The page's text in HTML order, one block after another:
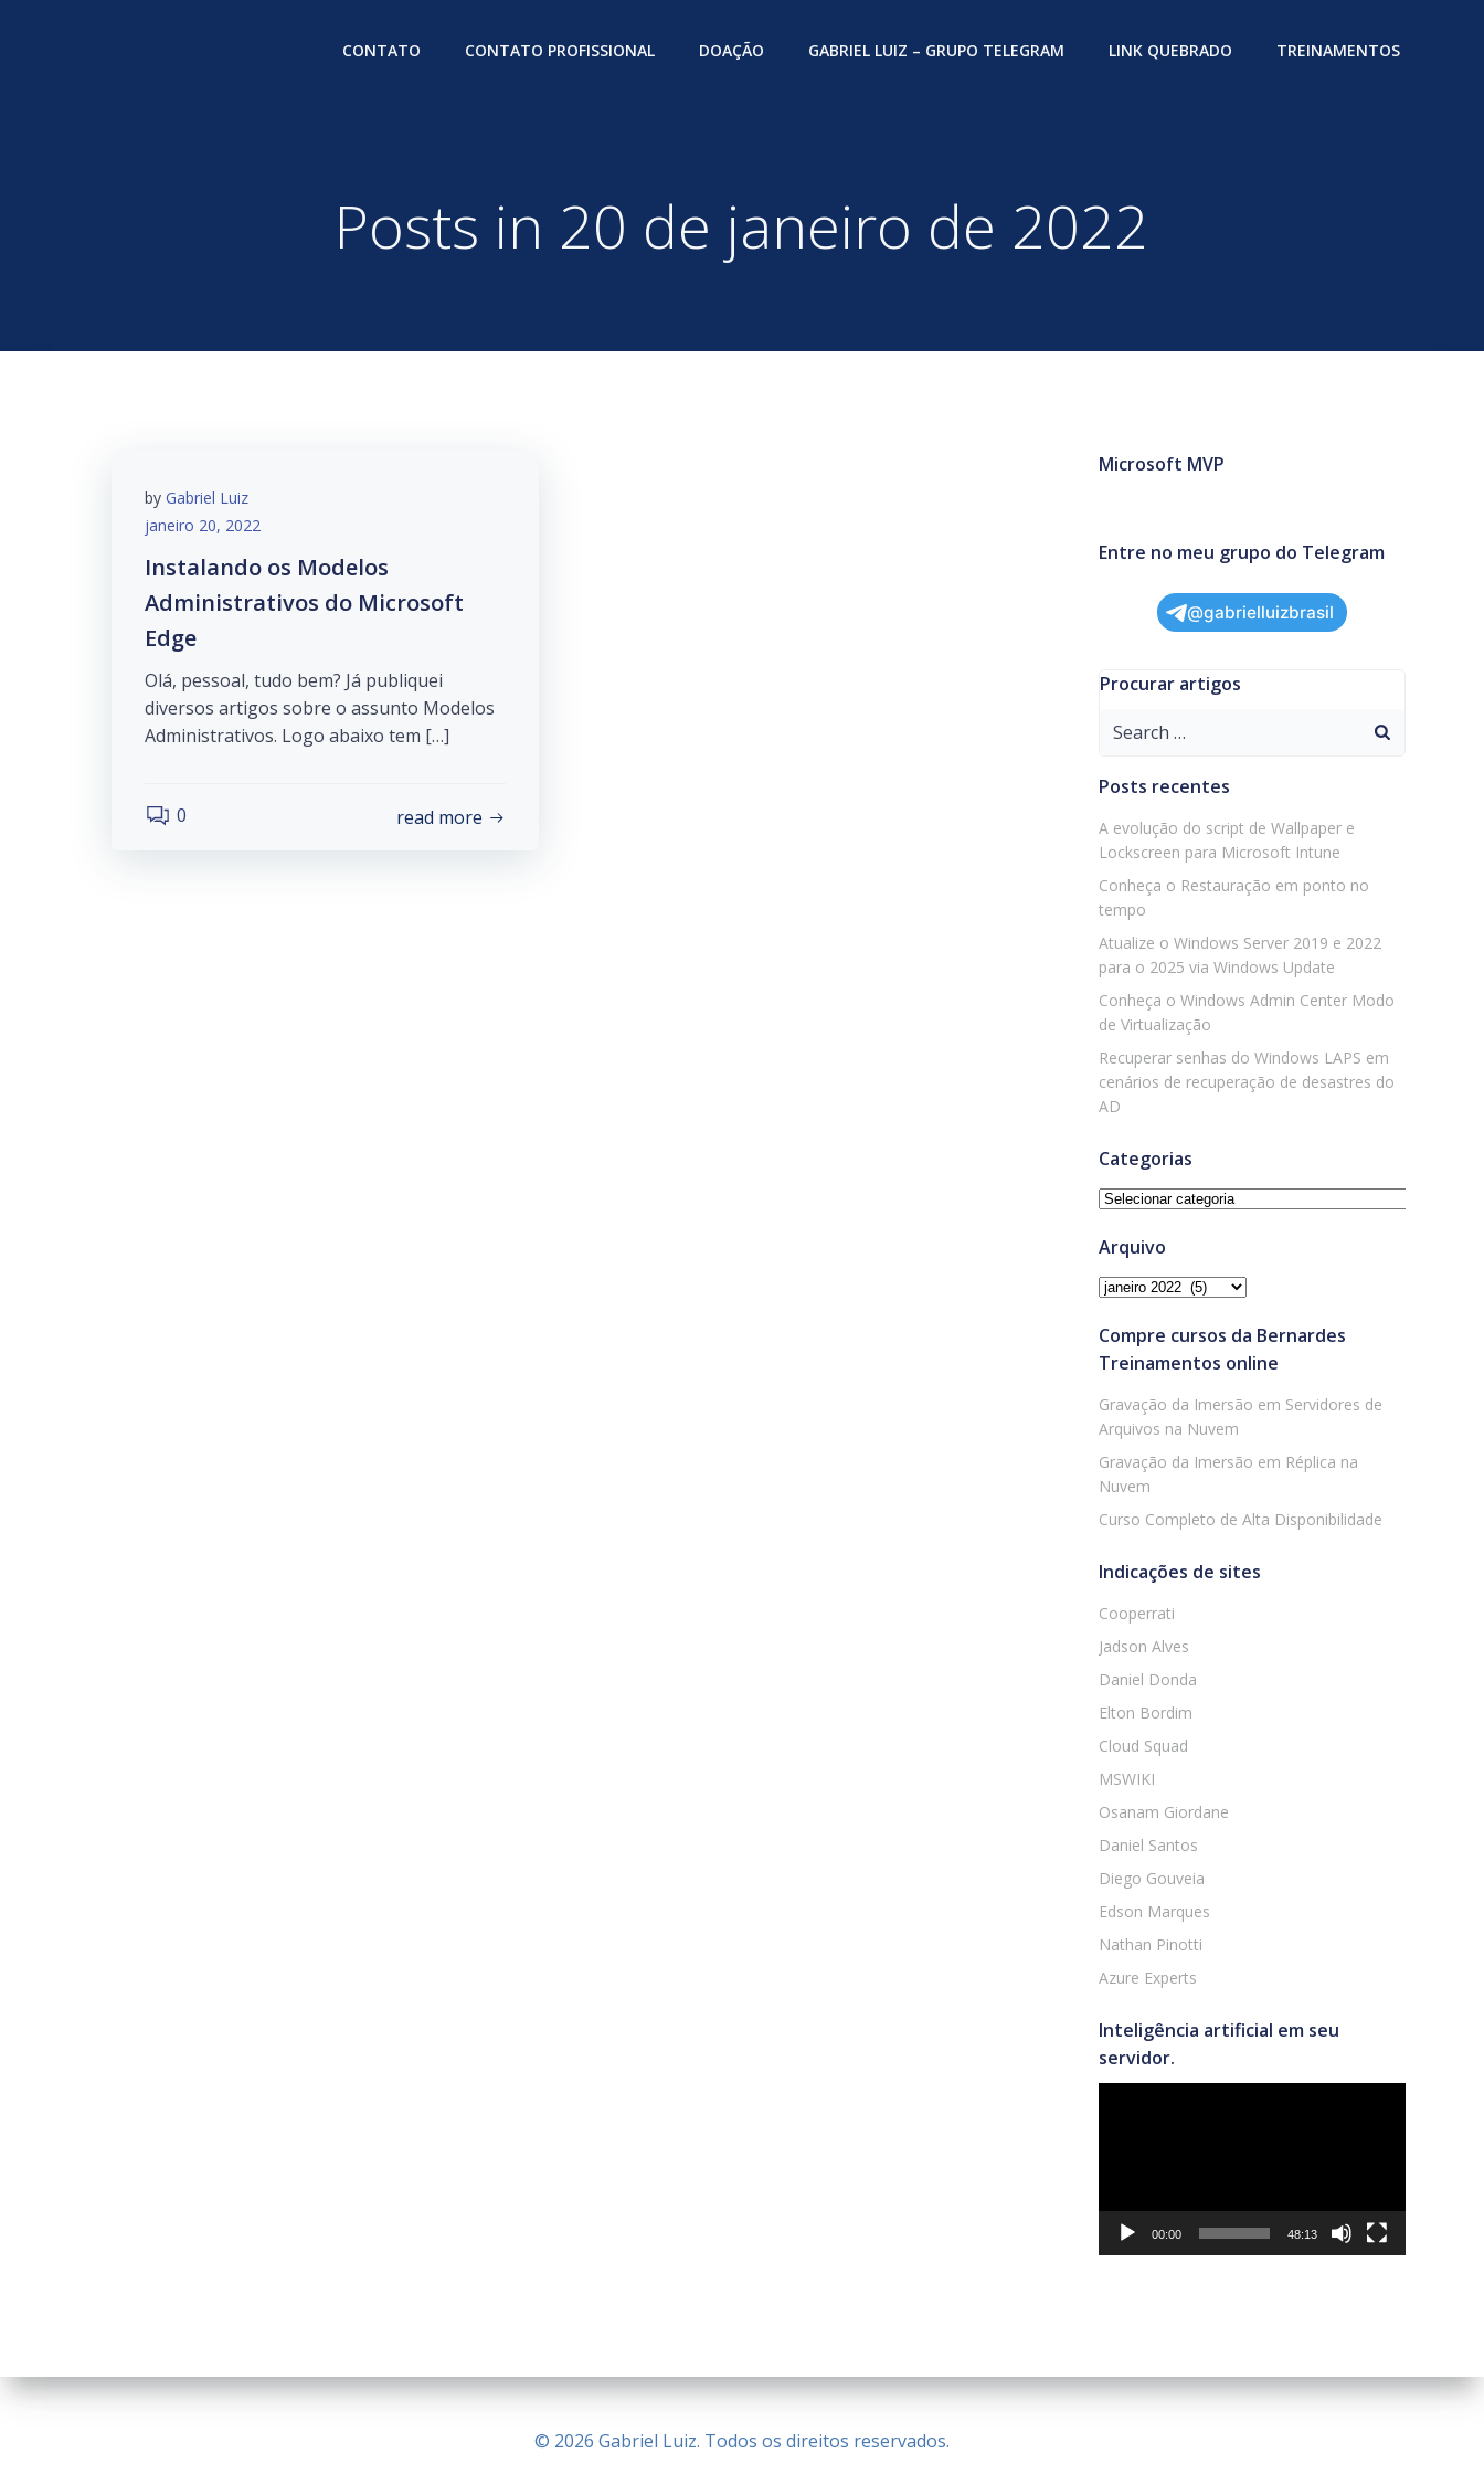
CONTATO CONTATO PROFISSIONAL DOAÇÃO GABRIEL LUIZ – GRUPO TELEGRAM LINK QUEBRADO TREINAMENTOS
Posts in 20 de janeiro de 2022
by Gabriel Luiz
janeiro 20, 2022
Instalando os Modelos
Administrativos do Microsoft
Edge
Olá, pessoal, tudo bem? Já publiquei
diversos artigos sobre o assunto Modelos
Administrativos. Logo abaixo tem […]
0 read more
Microsoft MVP
Entre no meu grupo do Telegram
@gabrielluizbrasil
Procurar artigos
Search
Posts recentes
A evolução do script de Wallpaper e
Lockscreen para Microsoft Intune
Conheça o Restauração em ponto no
tempo
Atualize o Windows Server 2019 e 2022
para o 2025 via Windows Update
Conheça o Windows Admin Center Modo
de Virtualização
Recuperar senhas do Windows LAPS em
cenários de recuperação de desastres do
AD
Categorias
Categorias
Arquivo
Arquivo
Compre cursos da Bernardes
Treinamentos online
Gravação da Imersão em Servidores de
Arquivos na Nuvem
Gravação da Imersão em Réplica na
Nuvem
Curso Completo de Alta Disponibilidade
Indicações de sites
Cooperrati
Jadson Alves
Daniel Donda
Elton Bordim
Cloud Squad
MSWIKI
Osanam Giordane
Daniel Santos
Diego Gouveia
Edson Marques
Nathan Pinotti
Azure Experts
Inteligência artificial em seu
servidor.
00:00 48:13
© 2026 Gabriel Luiz. Todos os direitos reservados.